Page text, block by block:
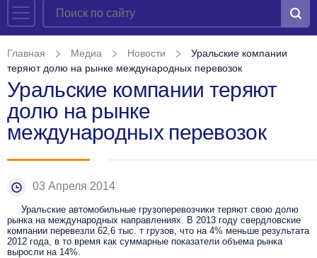
Главная Медиа Новости
Уральские компании
теряют долю на рынке международных перевозок
Уральские компании теряют
долю на рынке
международных перевозок
03 Апреля 2014
Уральские автомобильные грузоперевозчики теряют свою долю
рынка на международных направлениях. В 2013 году свердловские
компании перевезли 62,6 тыс. т грузов, что на 4% меньше результата
2012 года, в то время как суммарные показатели объема рынка
выросли на 14%.